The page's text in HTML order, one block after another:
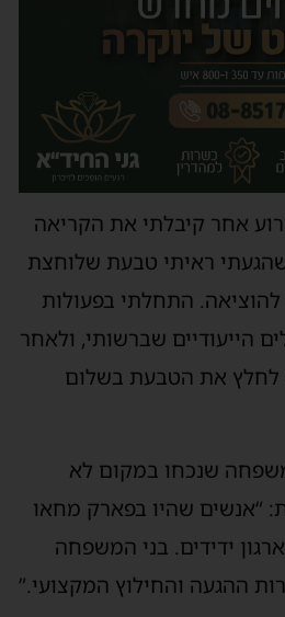
אחר קיבלתי את הקריאה
ראיתי טבעת שלוחצת
התחלתי בפעולות
הייעודיים שברשותי, ולאחר
לחלץ את הטבעת בשלום
משפחה שנכחו במקום לא
“אנשים שהיו בפארק מחאו
ידידים. בני המשפחה
ההגעה והחילוץ המקצועי.”